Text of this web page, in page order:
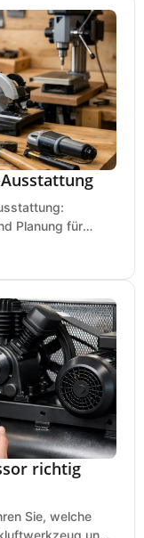
Planung für
richtig
Sie, welche
und